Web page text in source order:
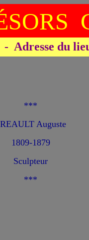
du
***
Auguste
1809-1879
Sculpteur
***